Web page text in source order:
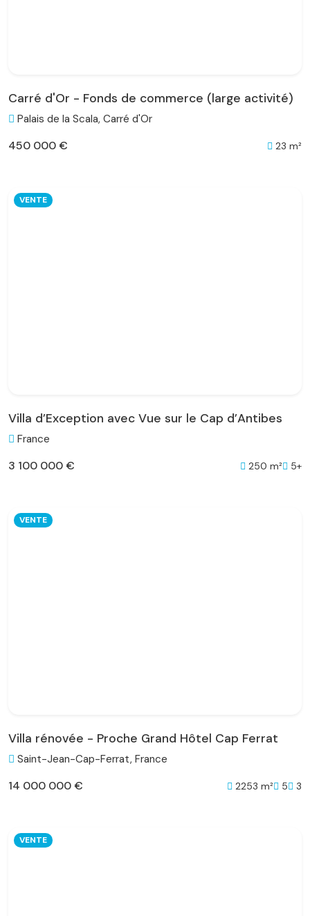
Carré d'Or - Fonds de commerce (large activité)
Palais de la Scala, Carré d'Or
450 000 € 23 m²
VENTE
Villa d’Exception avec Vue sur le Cap d’Antibes
France
3 100 000 € 250 m² 5+
VENTE
Villa rénovée - Proche Grand Hôtel Cap Ferrat
Saint-Jean-Cap-Ferrat, France
14 000 000 € 2253 m² 5 3
VENTE